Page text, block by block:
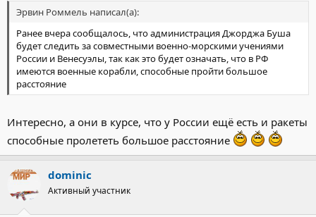
Эрвин Роммель написал(а):
Ранее вчера сообщалось, что администрация Джорджа Буша
будет следить за совместными военно-морскими учениями
России и Венесуэлы, так как это будет означать, что в РФ
имеются военные корабли, способные пройти большое
расстояние
Интересно, а они в курсе, что у России ещё есть и ракеты
способные пролететь большое расстояние
dominic
Активный участник